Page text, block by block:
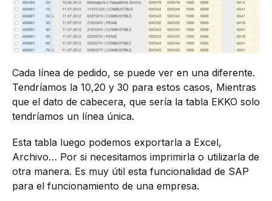
Cada línea de pedido, se puede ver en una diferente.
Tendríamos la 10,20 y 30 para estos casos, Mientras
que el dato de cabecera, que sería la tabla EKKO solo
tendríamos un línea única.
Esta tabla luego podemos exportarla a Excel,
Archivo… Por si necesitamos imprimirla o utilizarla de
otra manera. Es muy útil esta funcionalidad de SAP
para el funcionamiento de una empresa.